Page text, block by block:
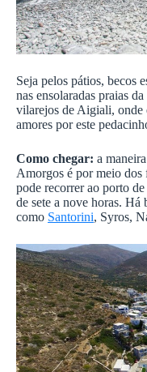
Seja pelos pátios, becos
nas ensolaradas praias
vilarejos de Aigiali, onde
amores por este
Como chegar: a
Amorgos é por meio dos
pode recorrer ao porto
de sete a nove horas. Há
como Santorini, Syros,